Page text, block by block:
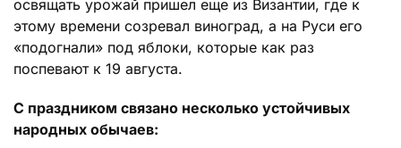
освящать урожай пришел еще из Византии, где к
этому времени созревал виноград, а на Руси его
«подогнали» под яблоки, которые как раз
поспевают к 19 августа.
С праздником связано несколько устойчивых
народных обычаев: